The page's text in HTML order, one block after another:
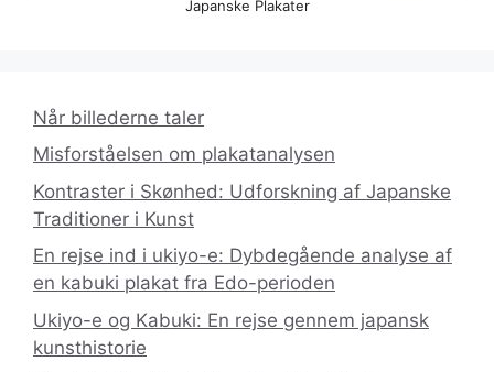
Japanske Plakater
Når billederne taler
Misforståelsen om plakatanalysen
Kontraster i Skønhed: Udforskning af Japanske
Traditioner i Kunst
En rejse ind i ukiyo-e: Dybdegående analyse af
en kabuki plakat fra Edo-perioden
Ukiyo-e og Kabuki: En rejse gennem japansk
kunsthistorie